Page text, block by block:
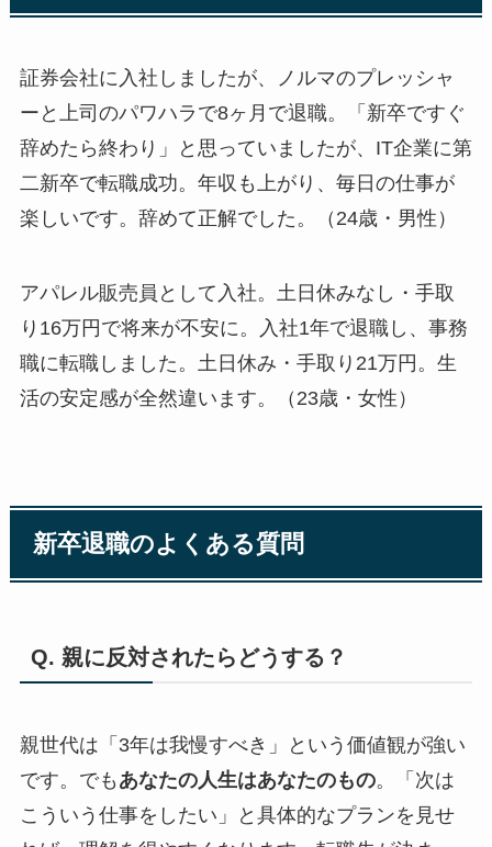
証券会社に入社しましたが、ノルマのプレッシャ
ーと上司のパワハラで8ヶ月で退職。「新卒ですぐ
辞めたら終わり」と思っていましたが、IT企業に第
二新卒で転職成功。年収も上がり、毎日の仕事が
楽しいです。辞めて正解でした。（24歳・男性）
アパレル販売員として入社。土日休みなし・手取
り16万円で将来が不安に。入社1年で退職し、事務
職に転職しました。土日休み・手取り21万円。生
活の安定感が全然違います。（23歳・女性）
新卒退職のよくある質問
Q. 親に反対されたらどうする？
親世代は「3年は我慢すべき」という価値観が強い
です。でも あなたの人生はあなたのもの。「次は
こういう仕事をしたい」と具体的なプランを見せ